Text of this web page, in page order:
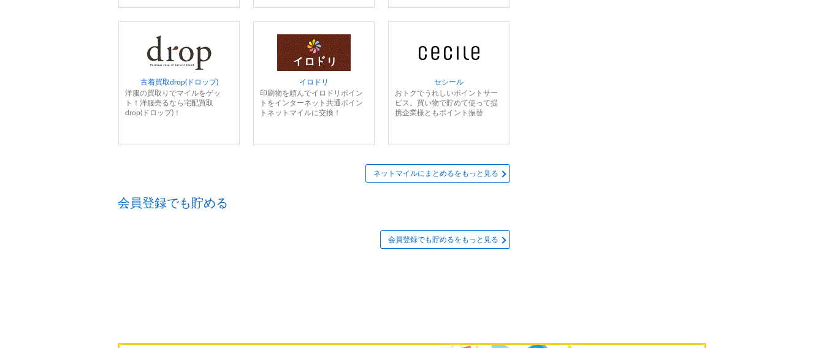
古着買取drop(ドロップ)
洋服の買取りでマイルをゲッ
ト！洋服売るなら宅配買取
drop(ドロップ)！
イロドリ
印刷物を頼んでイロドリポイン
トをインターネット共通ポイン
トネットマイルに交換！
セシール
おトクでうれしいポイントサー
ビス。買い物で貯めて使って提
携企業様ともポイント振替
ネットマイルにまとめるをもっと見る
会員登録でも貯める
会員登録でも貯めるをもっと見る